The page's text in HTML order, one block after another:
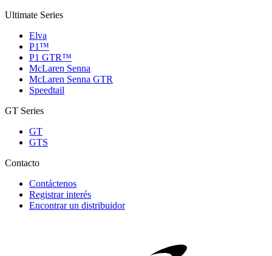
Ultimate Series
Elva
P1™
P1 GTR™
McLaren Senna
McLaren Senna GTR
Speedtail
GT Series
GT
GTS
Contacto
Contáctenos
Registrar interés
Encontrar un distribuidor